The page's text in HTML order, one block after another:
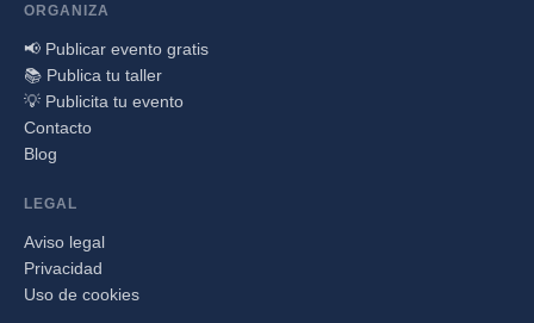
ORGANIZA
📢 Publicar evento gratis
📚 Publica tu taller
💡 Publicita tu evento
Contacto
Blog
LEGAL
Aviso legal
Privacidad
Uso de cookies